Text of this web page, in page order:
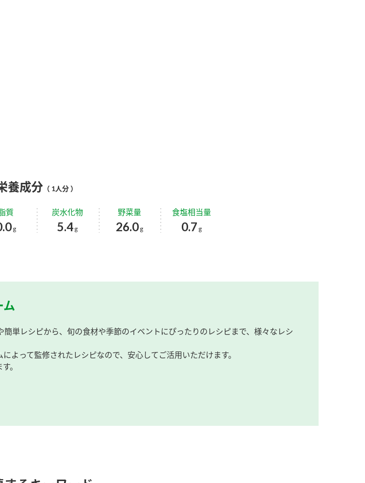
養成分 （ 1人分 ）
質
g
炭水化物
5.4g
野菜量
26.0g
食塩相当量
0.7 g
ム
簡単レシピから、旬の食材や季節のイベントにぴったりのレシピまで、様々なレシ
よって監修されたレシピなので、安心してご活用いただけます。
。